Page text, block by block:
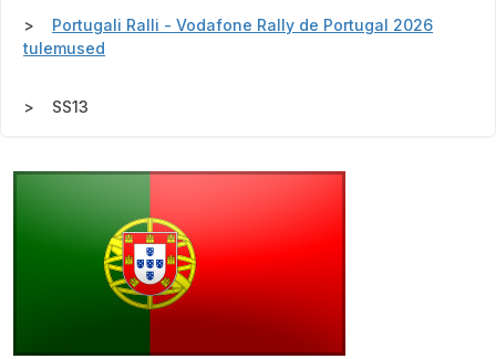
Portugali Ralli - Vodafone Rally de Portugal 2026
tulemused
SS13